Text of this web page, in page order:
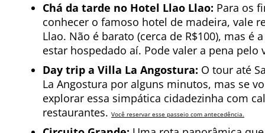
Chá da tarde no Hotel Llao Llao: Para os
conhecer o famoso hotel de madeira, vale
Llao. Não é barato (cerca de R$100), mas
estar hospedado aí. Pode valer a pena
Day trip a Villa La Angostura: O tour até
La Angostura por alguns minutos, mas se
explorar essa simpática cidadezinha com
restaurantes. Você reservar esse passeio com antecedência.